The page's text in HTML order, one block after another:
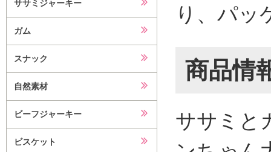
ササミジャーキー
ガム
スナック
自然素材
ビーフジャーキー
ビスケット
り、パッ
商品情
ササミと